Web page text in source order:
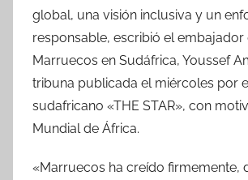
global, una visión inclusiva y un
responsable, escribió el embajador
Marruecos en Sudáfrica, Youssef
tribuna publicada el miércoles por
sudafricano «THE STAR», con
Mundial de África.
«Marruecos ha creído firmemente,